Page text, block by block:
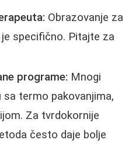
Obrazovanje za
specifično. Pitajte za
programe: Mnogi
sa termo pakovanjima,
Za tvrdokornije
često daje bolje